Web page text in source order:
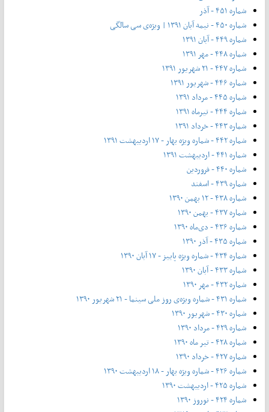
شماره ۴۵۱ - آذر
شماره ۴۵۰ - نیمه آبان ۱۳۹۱ | ویژه‌ی سی سالگی
شماره ۴۴۹ - آبان ۱۳۹۱
شماره ۴۴۸ - مهر ۱۳۹۱
شماره ۴۴۷ - ۲۱ شهریور ۱۳۹۱
شماره ۴۴۶ - شهریور ۱۳۹۱
شماره ۴۴۵ - مرداد ۱۳۹۱
شماره ۴۴۴ - تیر‌ماه ۱۳۹۱
شماره ۴۴۳ - خرداد ۱۳۹۱
شماره ۴۴۲ - شماره ویژه بهار - ۱۷ اردیبهشت ۱۳۹۱
شماره ۴۴۱ - اردیبهشت ۱۳۹۱
شماره ۴۴۰ - فروردین
شماره ۴۳۹ - اسفند
شماره ۴۳۸ - ۱۲ بهمن ۱۳۹۰
شماره ۴۳۷ - بهمن ۱۳۹۰
شماره ۴۳۶ - دی‌ماه ۱۳۹۰
شماره ۴۳۵ - آذر ۱۳۹۰
شماره ۴۳۴ - شماره ویژه پاییز - ۱۷ آبان ۱۳۹۰
شماره ۴۳۳ - آبان ۱۳۹۰
شماره ۴۳۲ - مهر ۱۳۹۰
شماره ۴۳۱ - شماره ویژه‌ی روز ملی سینما - ۲۱ شهریور ۱۳۹۰
شماره ۴۳۰ - شهریور ۱۳۹۰
شماره ۴۲۹ - مرداد ۱۳۹۰
شماره ۴۲۸ - تیر ماه ۱۳۹۰
شماره ۴۲۷ - خرداد ۱۳۹۰
شماره ۴۲۶ - شماره ویژه بهار - ۱۸ اردیبهشت ۱۳۹۰
شماره ۴۲۵ - اردیبهشت ۱۳۹۰
شماره ۴۲۴ - نوروز ۱۳۹۰